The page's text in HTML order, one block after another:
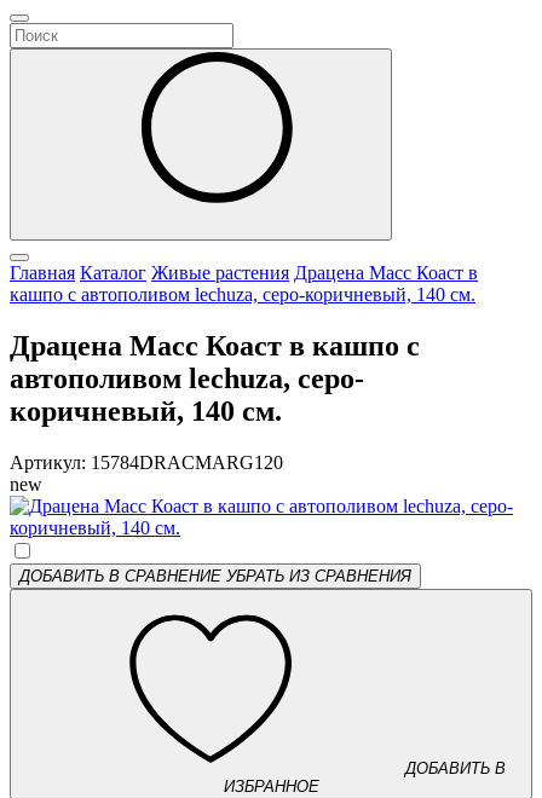
Главная Каталог Живые растения Драцена Масс Коаст в
кашпо с автополивом lechuza, серо-коричневый, 140 см.
Драцена Масс Коаст в кашпо с
автополивом lechuza, серо-
коричневый, 140 см.
Артикул: 15784DRACMARG120
new
ДОБАВИТЬ В СРАВНЕНИЕ УБРАТЬ ИЗ СРАВНЕНИЯ
ДОБАВИТЬ В
ИЗБРАННОЕ